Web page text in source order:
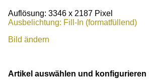
Auflösung: 3346 x 2187 Pixel
Ausbelichtung: Fill-In (formatfüllend)
Bild ändern
Artikel auswählen und konfigurieren